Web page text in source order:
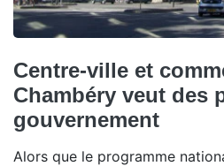
Centre-ville et
Chambéry veut des
gouvernement
Alors que le programme